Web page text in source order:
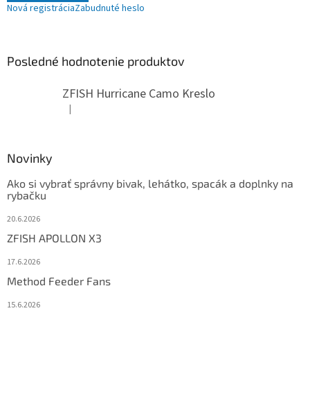
Nová registráciaZabudnuté heslo
Posledné hodnotenie produktov
ZFISH Hurricane Camo Kreslo
Hodnotenie produktu je 5 z 5 hviezdičiek.
|
Novinky
Ako si vybrať správny bivak, lehátko, spacák a doplnky na
rybačku
20.6.2026
ZFISH APOLLON X3
17.6.2026
Method Feeder Fans
15.6.2026